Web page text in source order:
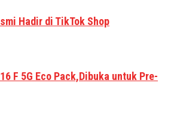
Hadir di TikTok Shop
F 5G Eco Pack,Dibuka untuk Pre-